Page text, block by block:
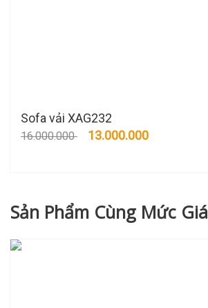
Sofa vải XAG232
16.000.000 13.000.000
Sản Phẩm Cùng Mức Giá